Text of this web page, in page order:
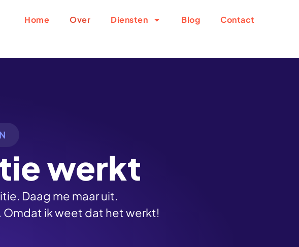
Home Over Diensten Blog Contact
werkt
Daag me maar uit.
Omdat ik weet dat het werkt!